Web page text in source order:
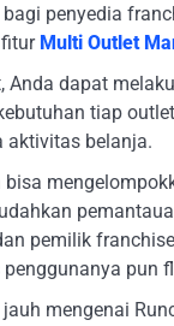
penyedia
Multi Outlet
Anda dapat
tiap
aktivitas belanja.
bisa
pemilik
pun
mengenai